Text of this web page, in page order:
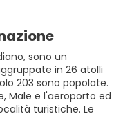
sono un
in 26 atolli
203 sono popolate.
Male e l'aeroporto ed
turistiche. Le